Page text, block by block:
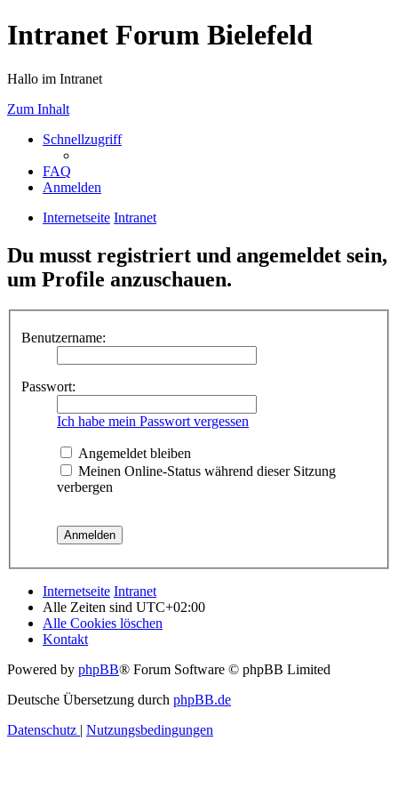
Intranet Forum Bielefeld
Hallo im Intranet
Zum Inhalt
Schnellzugriff
FAQ
Anmelden
Internetseite Intranet
Du musst registriert und angemeldet sein,
um Profile anzuschauen.
Benutzername:
Passwort:
Ich habe mein Passwort vergessen
Angemeldet bleiben
Meinen Online-Status während dieser Sitzung
verbergen
Internetseite Intranet
Alle Zeiten sind UTC+02:00
Alle Cookies löschen
Kontakt
Powered by phpBB® Forum Software © phpBB Limited
Deutsche Übersetzung durch phpBB.de
Datenschutz | Nutzungsbedingungen